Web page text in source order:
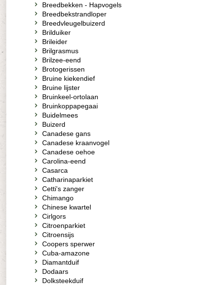
Breedbekken - Hapvogels
Breedbekstrandloper
Breedvleugelbuizerd
Brilduiker
Brileider
Brilgrasmus
Brilzee-eend
Brotogerissen
Bruine kiekendief
Bruine lijster
Bruinkeel-ortolaan
Bruinkoppapegaai
Buidelmees
Buizerd
Canadese gans
Canadese kraanvogel
Canadese oehoe
Carolina-eend
Casarca
Catharinaparkiet
Cetti's zanger
Chimango
Chinese kwartel
Cirlgors
Citroenparkiet
Citroensijs
Coopers sperwer
Cuba-amazone
Diamantduif
Dodaars
Dolksteekduif